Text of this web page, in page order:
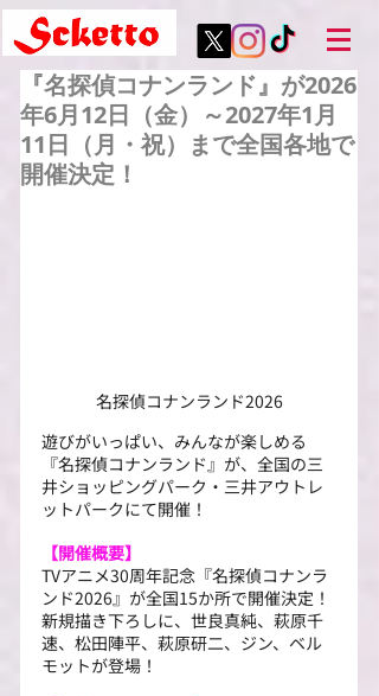
『名探偵コナンランド』が2026
年6月12日（金）～2027年1月
11日（月・祝）まで全国各地で
開催決定！
名探偵コナンランド2026
遊びがいっぱい、みんなが楽しめる
『名探偵コナンランド』が、全国の三
井ショッピングパーク・三井アウトレ
ットパークにて開催！
【開催概要】
TVアニメ30周年記念『名探偵コナンラ
ンド2026』が全国15か所で開催決定！
新規描き下ろしに、世良真純、萩原千
速、松田陣平、萩原研二、ジン、ベル
モットが登場！